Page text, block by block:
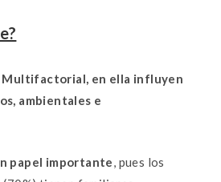
Multifactorial, en ella influyen
ambientales e
papel importante, pues los